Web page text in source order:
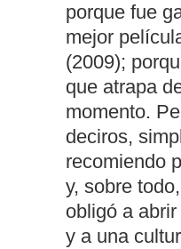
porque fue
mejor
(2009);
que atrapa
momento.
deciros,
recomiendo
y, sobre
obligó a
y a una